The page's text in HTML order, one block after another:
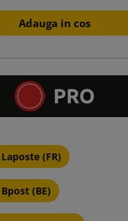
Adauga in cos
(FR)
(BE)